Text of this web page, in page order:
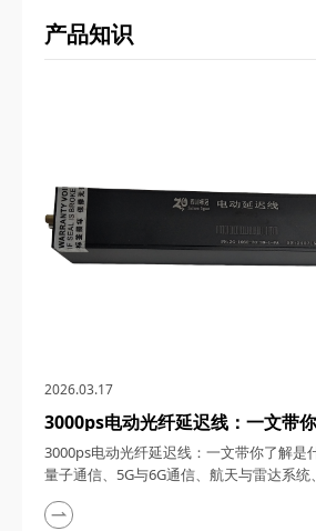
产品知识
2026.03.17
3000ps电动光纤延迟线：一文带
解梓冠产品在量子通信、5G与6G
系统、OCT等领域的实际应用
3000ps电动光纤延迟线：一文带你了解是
量子通信、5G与6G通信、航天与雷达系统
应用 3000ps电动光纤延迟线，在高速发展
领域，凭借其卓越的性能和广泛的应用潜